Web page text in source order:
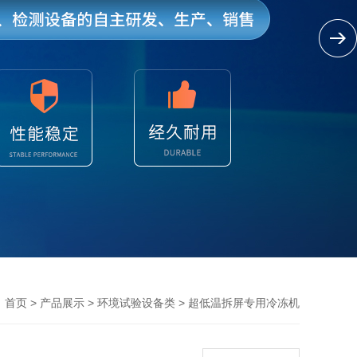
首页 > 产品展示 > 环境试验设备类 > 超低温拆屏专用冷冻机